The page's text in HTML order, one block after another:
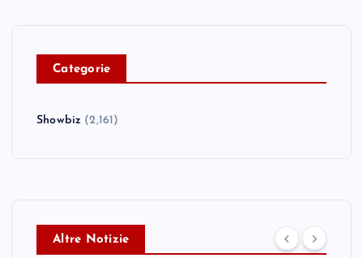
Categorie
Showbiz (2,161)
Altre Notizie